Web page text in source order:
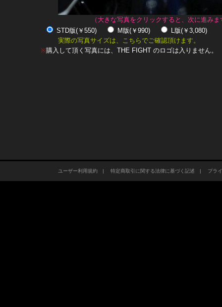
（大きな写真をクリックすると、次に進みま
STD版(￥550)
M版(￥990)
L版(￥3,080)
実際の写真サイズは、こちらでご確認頂けます。
※購入して頂く写真には、THE FIGHT のロゴは入りません。
ユーザー利用規約| 特定商取引に関する法律に基づく記述 | プラ